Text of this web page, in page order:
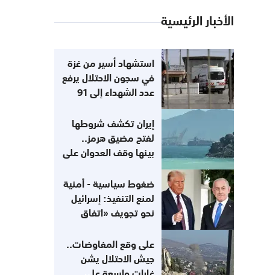
الأخبار الرئيسية
استشهاد أسير من غزة
في سجون الاحتلال يرفع
عدد الشهداء إلى 91
إيران تكشف شروطها
لفتح مضيق هرمز..
بينها وقف العدوان على
ضغوط سياسية - أمنية
لمنع التنفيذ: إسرائيل
نحو تجويف «اتفاق
على وقع المفاوضات..
جيش الاحتلال يشن